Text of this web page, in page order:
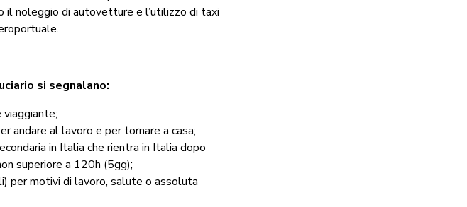
noleggio di autovetture e l’utilizzo di taxi
si segnalano:
andare al lavoro e per tornare a casa;
in Italia che rientra in Italia dopo
superiore a 120h (5gg);
per motivi di lavoro, salute o assoluta